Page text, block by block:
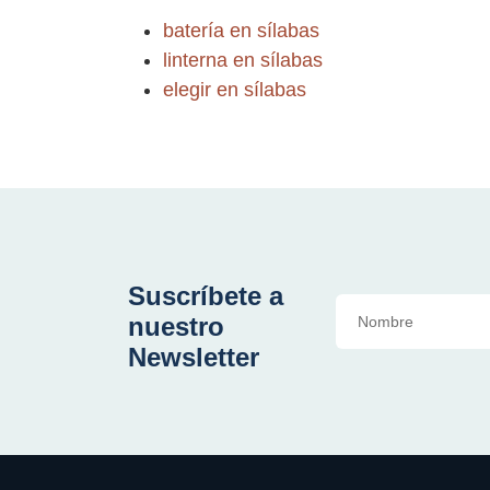
batería en sílabas
linterna en sílabas
elegir en sílabas
Suscríbete a
nuestro
Newsletter